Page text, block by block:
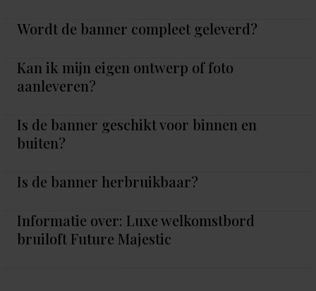
Wordt de banner compleet geleverd?
Kan ik mijn eigen ontwerp of foto
aanleveren?
Is de banner geschikt voor binnen en
buiten?
Is de banner herbruikbaar?
Informatie over: Luxe welkomstbord
bruiloft Future Majestic